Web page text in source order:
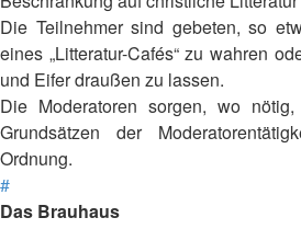
Die Teilnehmer sind gebeten, so
eines „Litteratur-Cafés“ zu wahren
und Eifer draußen zu lassen.
Die Moderatoren sorgen, wo
Grundsätzen der
Ordnung.
#
Das Brauhaus